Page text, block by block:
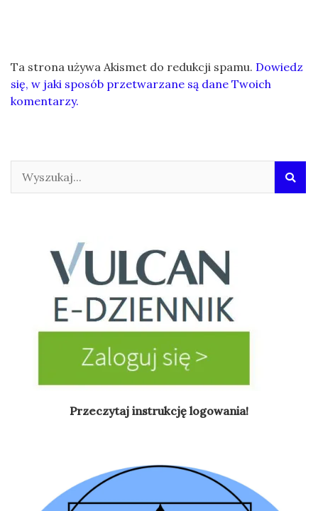
Ta strona używa Akismet do redukcji spamu. Dowiedz
się, w jaki sposób przetwarzane są dane Twoich
komentarzy.
Przeczytaj instrukcję logowania!